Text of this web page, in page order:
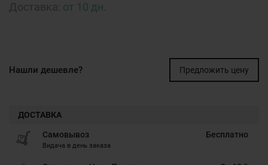
от 10 дн.
Нашли дешевле? Предложить цену
ДОСТАВКА
Самовывоз
Видача в день заказа
Бесплатно